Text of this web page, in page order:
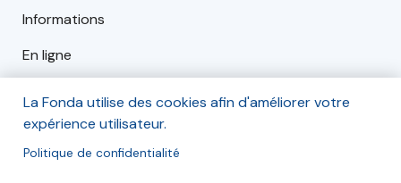
Informations
En ligne
Mercredi 19 janvier 2022
de 14h à 18h30
La Fonda utilise des cookies afin d'améliorer votre
expérience utilisateur.
Politique de confidentialité